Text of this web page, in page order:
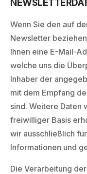
Wenn Sie den auf
Newsletter
Ihnen eine E-Mail-
welche uns die
Inhaber der
mit dem Empfang
sind. Weitere Daten
freiwilliger Basis
wir ausschließlich
Informationen und
Die Verarbeitung